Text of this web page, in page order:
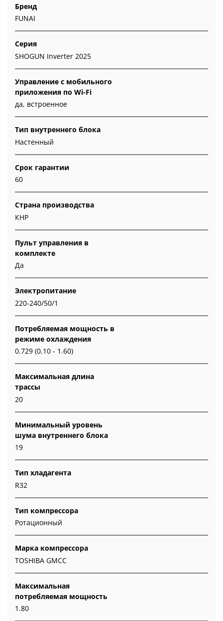
Бренд
FUNAI
Серия
SHOGUN Inverter 2025
Управление c мобильного
приложения по Wi-Fi
да, встроенное
Тип внутреннего блока
Настенный
Срок гарантии
60
Страна производства
КНР
Пульт управления в
комплекте
Да
Электропитание
220-240/50/1
Потребляемая мощность в
режиме охлаждения
0.729 (0.10 - 1.60)
Максимальная длина
трассы
20
Минимальный уровень
шума внутреннего блока
19
Тип хладагента
R32
Тип компрессора
Ротационный
Марка компрессора
TOSHIBA GMCC
Максимальная
потребляемая мощность
1.80